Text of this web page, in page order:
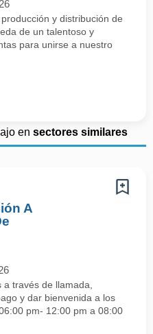
y distribución de
de un talentoso y
para unirse a nuestro
en sectores similares
A
través de llamada,
y dar bienvenida a los
pm- 12:00 pm a 08:00